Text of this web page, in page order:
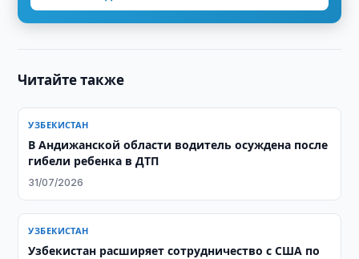
Читайте также
УЗБЕКИСТАН
В Андижанской области водитель осуждена после
гибели ребенка в ДТП
31/07/2026
УЗБЕКИСТАН
Узбекистан расширяет сотрудничество с США по